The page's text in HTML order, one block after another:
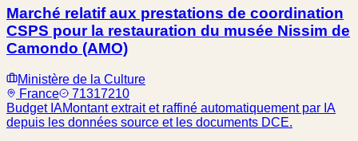
Marché relatif aux prestations de coordination
CSPS pour la restauration du musée Nissim de
Camondo (AMO)
Ministère de la Culture
France
71317210
Budget IAMontant extrait et raffiné automatiquement par IA
depuis les données source et les documents DCE.